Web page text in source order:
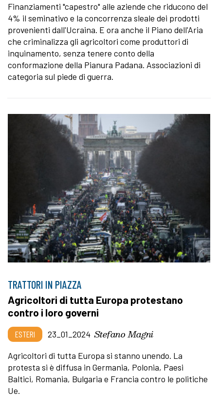
Finanziamenti "capestro" alle aziende che riducono del
4% il seminativo e la concorrenza sleale dei prodotti
provenienti dall'Ucraina. E ora anche il Piano dell'Aria
che criminalizza gli agricoltori come produttori di
inquinamento, senza tenere conto della
conformazione della Pianura Padana. Associazioni di
categoria sul piede di guerra.
TRATTORI IN PIAZZA
Agricoltori di tutta Europa protestano
contro i loro governi
ESTERI 23_01_2024 Stefano Magni
Agricoltori di tutta Europa si stanno unendo. La
protesta si è diffusa in Germania, Polonia, Paesi
Baltici, Romania, Bulgaria e Francia contro le politiche
Ue.